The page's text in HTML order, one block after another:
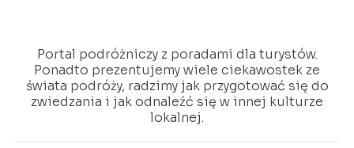
Portal podróżniczy z poradami dla turystów.
Ponadto prezentujemy wiele ciekawostek ze
świata podróży, radzimy jak przygotować się do
zwiedzania i jak odnaleźć się w innej kulturze
lokalnej.